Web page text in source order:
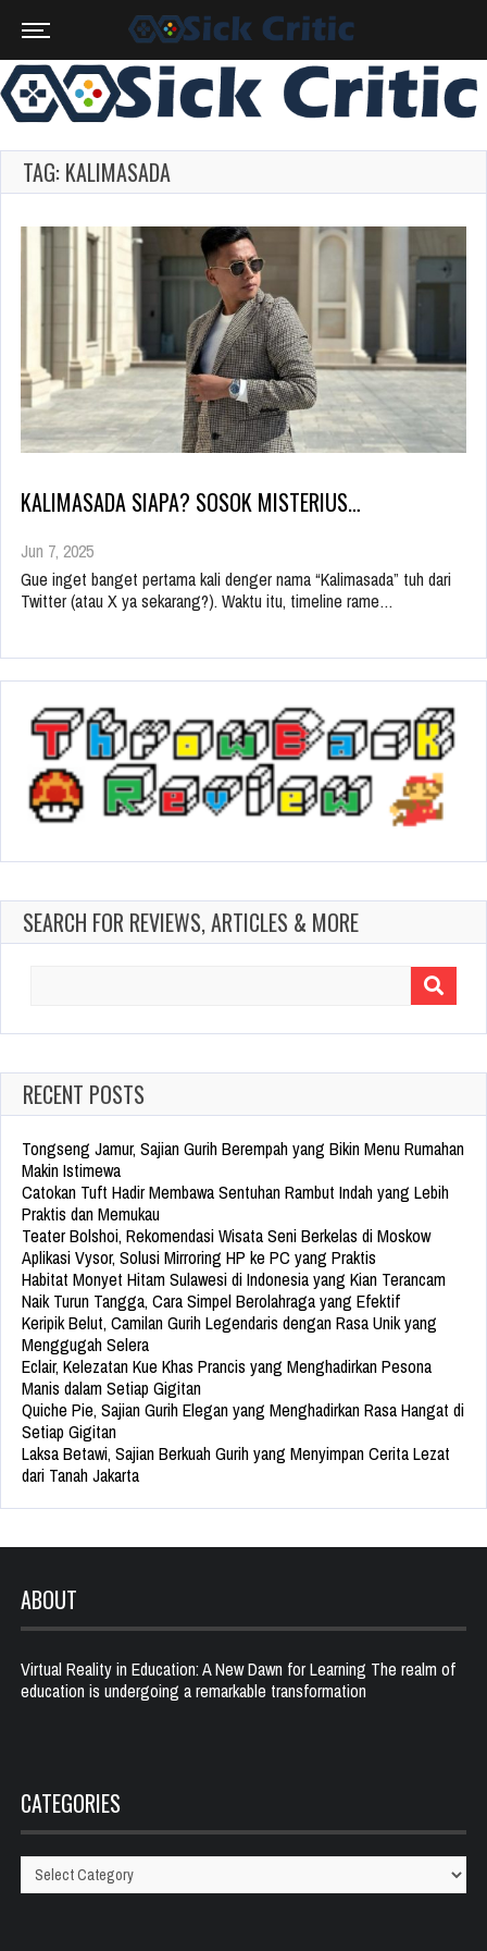
TAG: KALIMASADA
KALIMASADA SIAPA? SOSOK MISTERIUS…
Jun 7, 2025
Gue inget banget pertama kali denger nama “Kalimasada” tuh dari
Twitter (atau X ya sekarang?). Waktu itu, timeline rame…
SEARCH FOR REVIEWS, ARTICLES & MORE
RECENT POSTS
Tongseng Jamur, Sajian Gurih Berempah yang Bikin Menu Rumahan
Makin Istimewa
Catokan Tuft Hadir Membawa Sentuhan Rambut Indah yang Lebih
Praktis dan Memukau
Teater Bolshoi, Rekomendasi Wisata Seni Berkelas di Moskow
Aplikasi Vysor, Solusi Mirroring HP ke PC yang Praktis
Habitat Monyet Hitam Sulawesi di Indonesia yang Kian Terancam
Naik Turun Tangga, Cara Simpel Berolahraga yang Efektif
Keripik Belut, Camilan Gurih Legendaris dengan Rasa Unik yang
Menggugah Selera
Eclair, Kelezatan Kue Khas Prancis yang Menghadirkan Pesona
Manis dalam Setiap Gigitan
Quiche Pie, Sajian Gurih Elegan yang Menghadirkan Rasa Hangat di
Setiap Gigitan
Laksa Betawi, Sajian Berkuah Gurih yang Menyimpan Cerita Lezat
dari Tanah Jakarta
ABOUT
Virtual Reality in Education: A New Dawn for Learning The realm of
education is undergoing a remarkable transformation
CATEGORIES
Categories